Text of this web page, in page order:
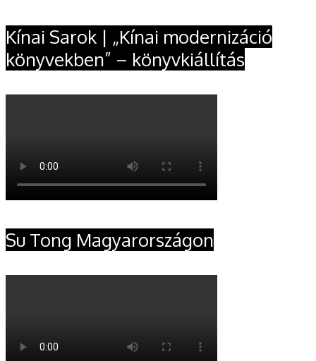
Kínai Sarok | „Kínai modernizáció
könyvekben” – könyvkiállítás
Su Tong Magyarországon